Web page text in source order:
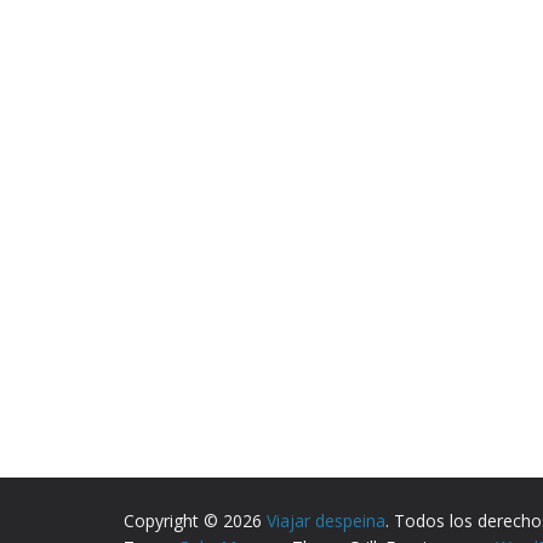
Copyright © 2026 Viajar despeina. Todos los